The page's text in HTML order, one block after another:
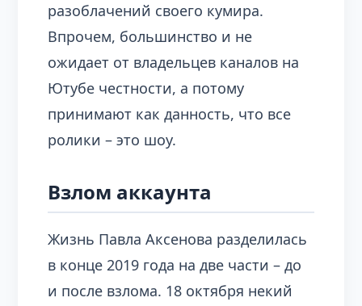
разоблачений своего кумира.
Впрочем, большинство и не
ожидает от владельцев каналов на
Ютубе честности, а потому
принимают как данность, что все
ролики – это шоу.
Взлом аккаунта
Жизнь Павла Аксенова разделилась
в конце 2019 года на две части – до
и после взлома. 18 октября некий